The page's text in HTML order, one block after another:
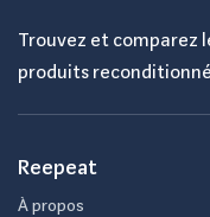
Trouvez et comparez
produits
Reepeat
À propos